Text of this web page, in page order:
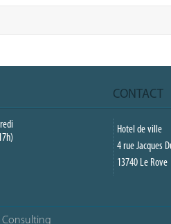
CONTACT
Hotel de ville
4 rue Jacques
13740 Le Rove